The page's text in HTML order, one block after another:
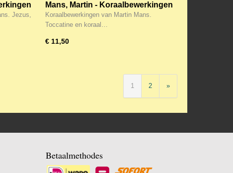
Jezus,
Mans, Martin - Koraalbewerkingen
(21)
Koraalbewerkingen van Martin Mans.
Toccatine en koraal…
€ 11,50
1 2 »
Betaalmethodes